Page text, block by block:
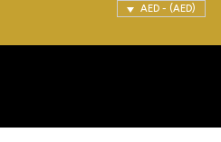
(AED) - AED